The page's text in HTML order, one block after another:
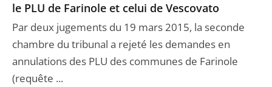
le PLU de Farinole et celui de Vescovato
Par deux jugements du 19 mars 2015, la seconde
chambre du tribunal a rejeté les demandes en
annulations des PLU des communes de Farinole
(requête ...